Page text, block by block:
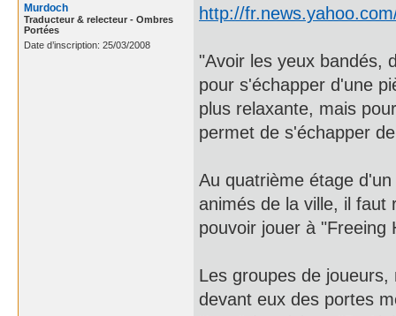
Murdoch
Traducteur & relecteur - Ombres
Portées
Date d’inscription: 25/03/2008
http://
"Avoir les yeux bandés,
pour s'échapper d'une
plus relaxante, mais
permet de s'échapper
Au quatrième étage
animés de la ville, il faut
pouvoir jouer à "Freeing
Les groupes de
devant eux des portes